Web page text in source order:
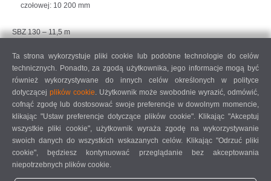
czołowej: 10 200 mm
SBZ 130 – 11,5 m
Max. długość profili, które mogą być obrabiane bez obróbki powierzchni
czołowej: 11 500 mm
Opcje
Dwie oddzielne strefy obróbki pozwalają na obróbkę w trybie
wahadłowym. Do zabezpieczenia obszaru wykorzystywany jest
dodatkowo skaner laserowy po stronie operatora, zapewniający
maksymalne bezpieczeństwo.
Automatyczny pomiar długości profilu
Frezarskie głowice kątowe
Ta strona wykorzystuje pliki cookie lub podobne technologie do celów
technicznych. Ponadto, za zgodą użytkownika, jego informacje mogą być
również wykorzystywane do innych celów określonych w polityce
dotyczącej plików cookie. Użytkownik może swobodnie wyrazić, odmówić,
cofnąć zgodę lub dostosować swoje preferencje w dowolnym momencie,
klikając "Ustaw preferencje dotyczące plików cookie". Klikając "Akceptuj
wszystkie pliki cookie", użytkownik wyraża zgodę na wykorzystywanie
swoich danych do wszystkich wskazanych celów. Klikając "Odrzuć pliki
cookie", będziesz kontynuować przeglądanie bez akceptowania
niepotrzebnych plików cookie.